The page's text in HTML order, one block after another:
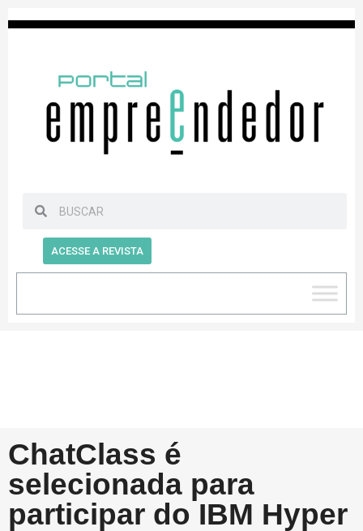
ACESSE A REVISTA
ChatClass é
selecionada para
participar do IBM Hyper